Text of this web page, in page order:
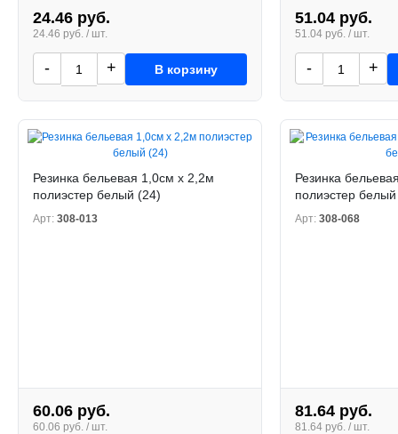
24.46 руб.
24.46 руб. / шт.
- + В корзину
51.04 руб.
51.04 руб. / шт.
- +
Резинка бельевая 1,0см х 2,2м
полиэстер белый (24)
Арт: 308-013
60.06 руб.
60.06 руб. / шт.
Резинка
полиэстер белый
Арт: 308-068
81.64 руб.
81.64 руб. / шт.